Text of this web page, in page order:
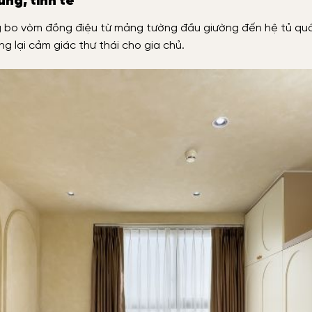
vòm đồng điệu từ mảng tường đầu giường đến hệ tủ
lại cảm giác thư thái cho gia chủ.